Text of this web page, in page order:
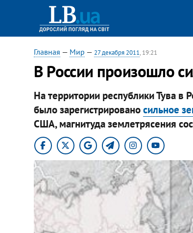
Главная — Мир — 27 декабря 2011, 19:21
В России произошло
На территории республики Тува в
было зарегистрированосильное
США, магнитуда землетрясения